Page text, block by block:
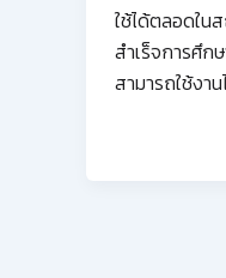
ใช้ได้ตลอดใน
สำเร็จการศึก
สามารถใช้งาน